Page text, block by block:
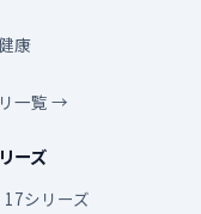
康
一覧 →
ーズ
シリーズ